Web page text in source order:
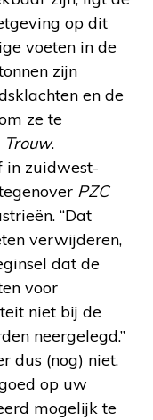
op dit
voeten in de
zijn
en de
ze te
Trouw.
in zuidwest-
PZC
“Dat
verwijderen,
dat de
voor
niet bij de
neergelegd.”
dus (nog) niet.
op uw
mogelijk te